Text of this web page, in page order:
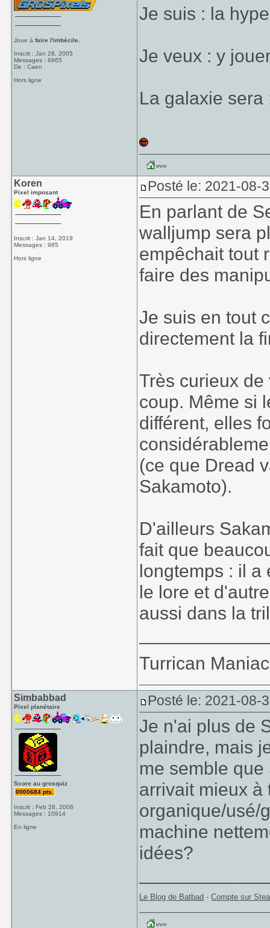
Joue àfaire l'imbécile.
Inscrit : Jan 28, 2005
Messages : 6865
De : Caen
Hors ligne
Je suis : la
Je veux : y
La galaxie sera
Koren
Pixel imposant
Inscrit : Jan 14, 2019
Messages : 985
Hors ligne
Posté le: 2021-08-
En parlant de
walljump sera
empêchait tout
faire des
Je suis en tout
directement la
Très curieux
coup. Même si
différent, elles
(ce que Dread
Sakamoto).
D'ailleurs
fait que
longtemps : il
le lore et
aussi dans la
Turrican
Simbabbad
Pixel planétaire
Score au grosquiz
0000684 pts.
Inscrit : Feb 28, 2006
Messages : 10914
En ligne
Posté le: 2021-08-
Je n'ai plus de
plaindre, mais
me semble
arrivait mieux à
organique/usé/
machine
idées?
Le Blog de Batbad -Compte sur